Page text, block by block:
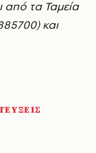
τα Ταμεία
και